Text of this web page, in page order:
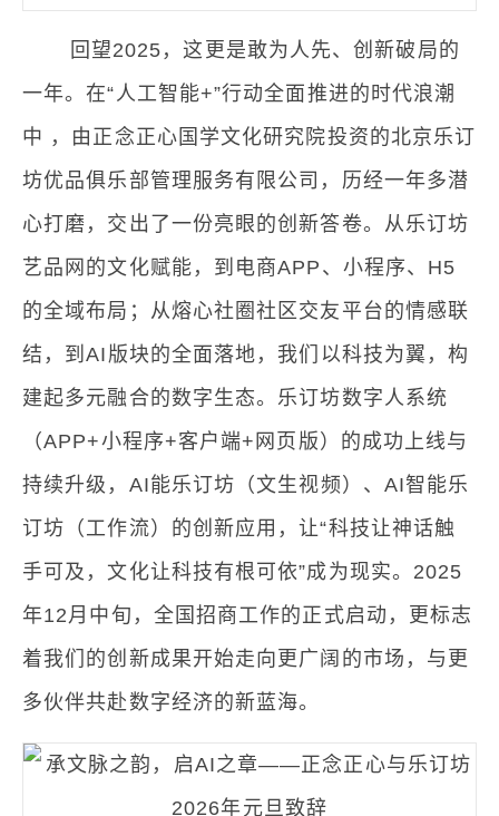
回望2025，这更是敢为人先、创新破局的
一年。在“人工智能+”行动全面推进的时代浪潮
中 ，由正念正心国学文化研究院投资的北京乐订
坊优品俱乐部管理服务有限公司，历经一年多潜
心打磨，交出了一份亮眼的创新答卷。从乐订坊
艺品网的文化赋能，到电商APP、小程序、H5
的全域布局；从熔心社圈社区交友平台的情感联
结，到AI版块的全面落地，我们以科技为翼，构
建起多元融合的数字生态。乐订坊数字人系统
（APP+小程序+客户端+网页版）的成功上线与
持续升级，AI能乐订坊（文生视频）、AI智能乐
订坊（工作流）的创新应用，让“科技让神话触
手可及，文化让科技有根可依”成为现实。2025
年12月中旬，全国招商工作的正式启动，更标志
着我们的创新成果开始走向更广阔的市场，与更
多伙伴共赴数字经济的新蓝海。